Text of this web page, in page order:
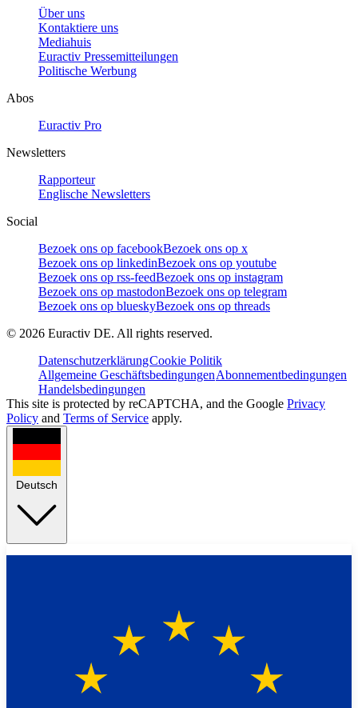
Über uns
Kontaktiere uns
Mediahuis
Euractiv Pressemitteilungen
Politische Werbung
Abos
Euractiv Pro
Newsletters
Rapporteur
Englische Newsletters
Social
Bezoek ons op facebookBezoek ons op x
Bezoek ons op linkedinBezoek ons op youtube
Bezoek ons op rss-feedBezoek ons op instagram
Bezoek ons op mastodonBezoek ons op telegram
Bezoek ons op blueskyBezoek ons op threads
© 2026 Euractiv DE. All rights reserved.
DatenschutzerklärungCookie Politik
Allgemeine GeschäftsbedingungenAbonnementbedingungen
Handelsbedingungen
This site is protected by reCAPTCHA, and the Google Privacy
Policy and Terms of Service apply.
Deutsch